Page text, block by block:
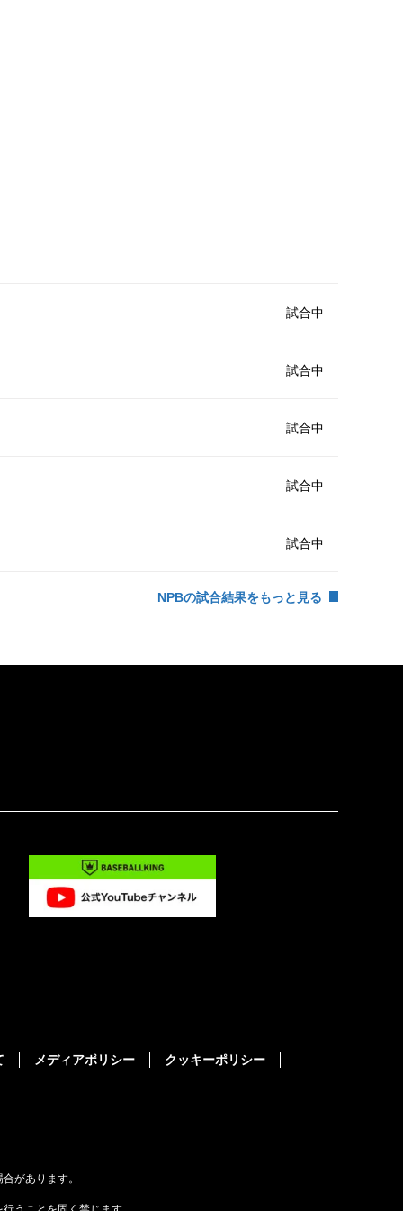
試合中
試合中
試合中
試合中
試合中
NPBの試合結果をもっと見る
メディアポリシー クッキーポリシー
があります。